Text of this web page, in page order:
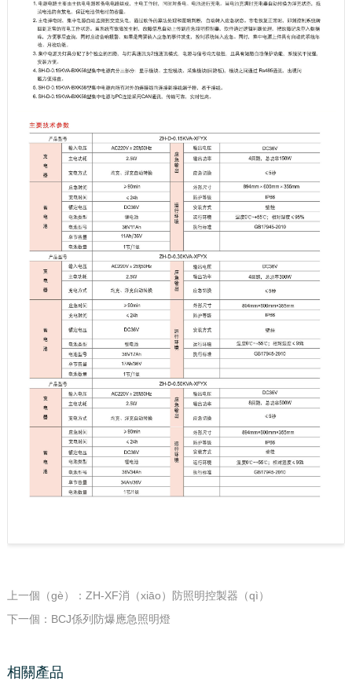
上一個（gè）：ZH-XF消（xiāo）防照明控製器（qì）
下一個：BCJ係列防爆應急照明燈
相關產品